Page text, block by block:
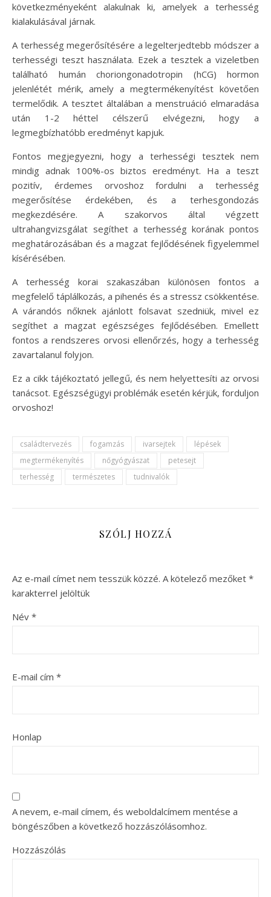
következményeként alakulnak ki, amelyek a terhesség
kialakulásával járnak.
A terhesség megerősítésére a legelterjedtebb módszer a
terhességi teszt használata. Ezek a tesztek a vizeletben
található humán choriongonadotropin (hCG) hormon
jelenlétét mérik, amely a megtermékenyítést követően
termelődik. A tesztet általában a menstruáció elmaradása
után 1-2 héttel célszerű elvégezni, hogy a
legmegbízhatóbb eredményt kapjuk.
Fontos megjegyezni, hogy a terhességi tesztek nem
mindig adnak 100%-os biztos eredményt. Ha a teszt
pozitív, érdemes orvoshoz fordulni a terhesség
megerősítése érdekében, és a terhesgondozás
megkezdésére. A szakorvos által végzett
ultrahangvizsgálat segíthet a terhesség korának pontos
meghatározásában és a magzat fejlődésének figyelemmel
kísérésében.
A terhesség korai szakaszában különösen fontos a
megfelelő táplálkozás, a pihenés és a stressz csökkentése.
A várandós nőknek ajánlott folsavat szedniük, mivel ez
segíthet a magzat egészséges fejlődésében. Emellett
fontos a rendszeres orvosi ellenőrzés, hogy a terhesség
zavartalanul folyjon.
Ez a cikk tájékoztató jellegű, és nem helyettesíti az orvosi
tanácsot. Egészségügyi problémák esetén kérjük, forduljon
orvoshoz!
családtervezés fogamzás ivarsejtek
lépések
megtermékenyítés
nőgyógyászat
petesejt
terhesség
természetes tudnivalók
SZÓLJ HOZZÁ
Az e-mail címet nem tesszük közzé. A kötelező mezőket *
karakterrel jelöltük
Név *
E-mail cím *
Honlap
A nevem, e-mail címem, és weboldalcímem mentése a
böngészőben a következő hozzászólásomhoz.
Hozzászólás